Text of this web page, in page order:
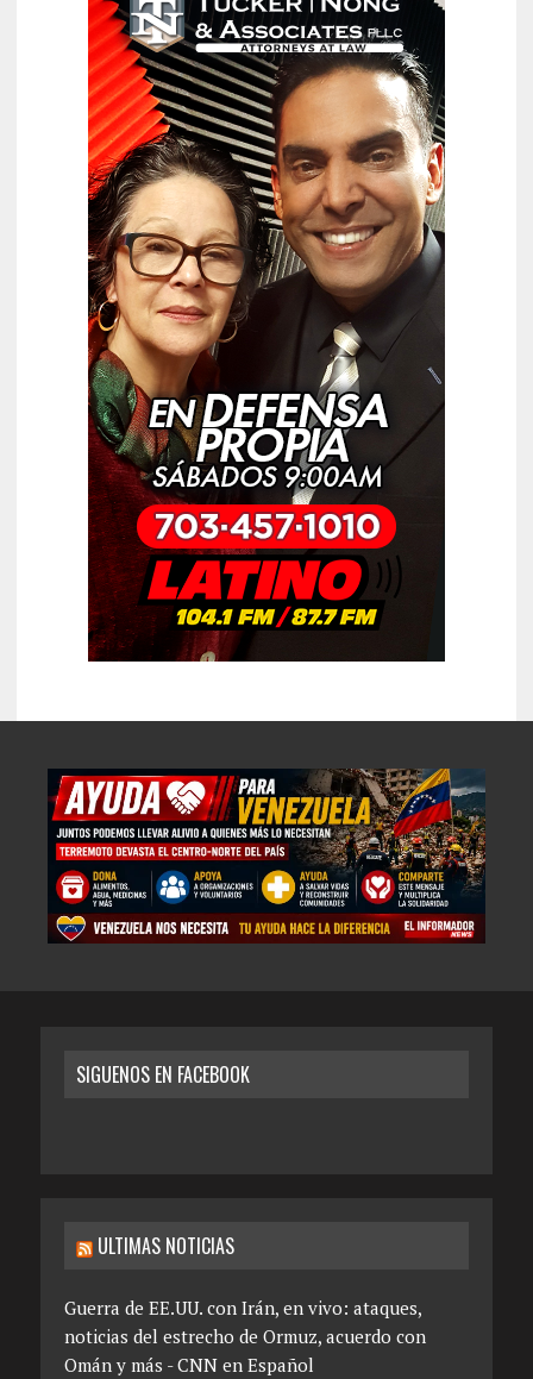
SIGUENOS EN FACEBOOK
ULTIMAS NOTICIAS
Guerra de EE.UU. con Irán, en vivo: ataques,
noticias del estrecho de Ormuz, acuerdo con
Omán y más - CNN en Español